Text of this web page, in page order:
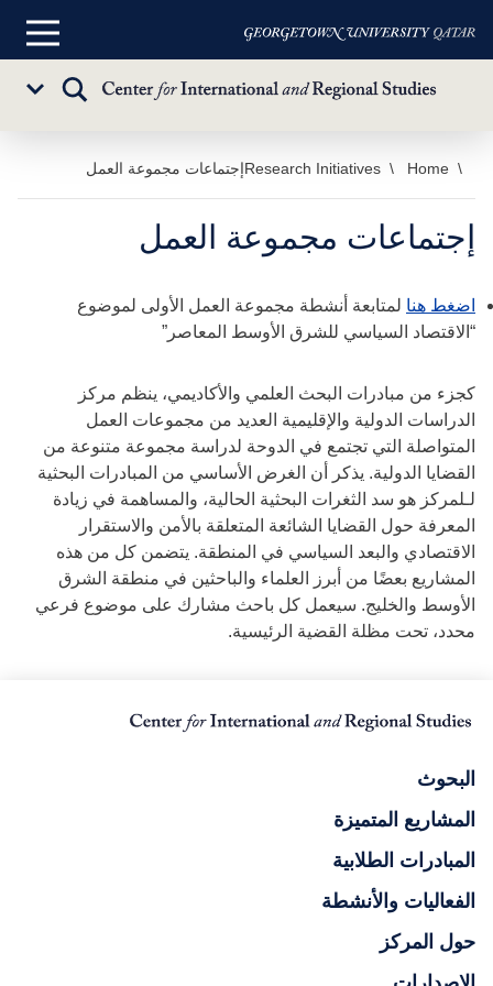
تخطي
إلى
المحتوى
الرئيسي
القائمة
تبديل
Home
Research Initiativesإجتماعات مجموعة العمل
إجتماعات مجموعة العمل
اضغط هنا لمتابعة أنشطة مجموعة العمل الأولى لموضوع
“الاقتصاد السياسي للشرق الأوسط المعاصر”
كجزء من مبادرات البحث العلمي والأكاديمي، ينظم مركز
الدراسات الدولية والإقليمية العديد من مجموعات العمل
المتواصلة التي تجتمع في الدوحة لدراسة مجموعة متنوعة من
القضايا الدولية. يذكر أن الغرض الأساسي من المبادرات البحثية
لـلمركز هو سد الثغرات البحثية الحالية، والمساهمة في زيادة
المعرفة حول القضايا الشائعة المتعلقة بالأمن والاستقرار
الاقتصادي والبعد السياسي في المنطقة. يتضمن كل من هذه
المشاريع بعضًا من أبرز العلماء والباحثين في منطقة الشرق
الأوسط والخليج. سيعمل كل باحث مشارك على موضوع فرعي
محدد، تحت مظلة القضية الرئيسية.
البحوث
المشاريع المتميزة
المبادرات الطلابية
الفعاليات والأنشطة
حول المركز